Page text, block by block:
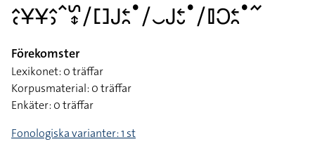
􌤵􌥗􌥃􌥃􌤵􌤶􌥦􌥲􌦋􌥠􌤓􌤢􌥓􌥘􌤟􌥠􌤛􌤢􌥓􌤷􌤟􌥠􌤞􌥋􌥓􌥘􌤟􌥨
Förekomster
Lexikonet: 0 träffar
Korpusmaterial: 0 träffar
Enkäter: 0 träffar
Fonologiska varianter: 1 st